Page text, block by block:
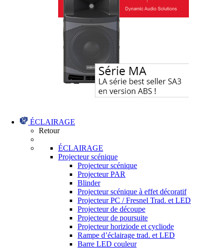
ÉCLAIRAGE
Retour
ÉCLAIRAGE
Projecteur scénique
Projecteur scénique
Projecteur PAR
Blinder
Projecteur scénique à effet décoratif
Projecteur PC / Fresnel Trad. et LED
Projecteur de découpe
Projecteur de poursuite
Projecteur horiziode et cycliode
Rampe d’éclairage trad. et LED
Barre LED couleur